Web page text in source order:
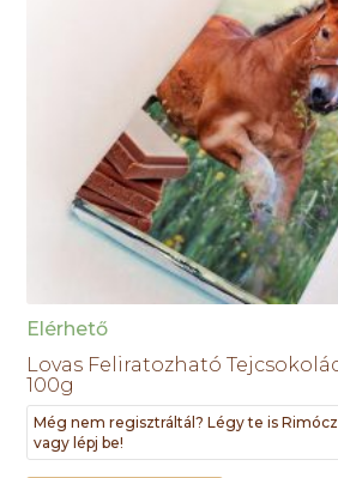
Elérhető
Lovas Feliratozható
100g
Még nem regisztráltál? Légy te is
vagy lépj be!